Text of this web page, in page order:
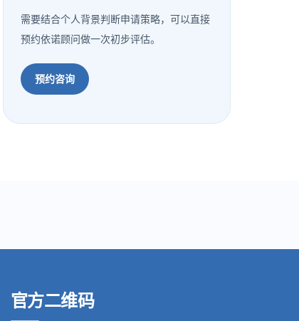
需要结合个人背景判断申请策略，可以直接
预约依诺顾问做一次初步评估。
预约咨询
官方二维码